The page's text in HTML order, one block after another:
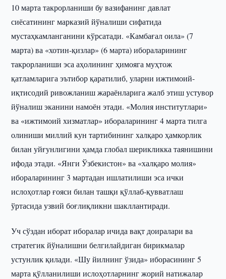
10 марта такрорланиши бу вазифанинг давлат
сиёсатининг марказий йўналиши сифатида
мустаҳкамланганини кўрсатади. «Камбағал оила» (7
марта) ва «хотин-қизлар» (6 марта) ибораларининг
такрорланиши эса аҳолининг ҳимояга муҳтож
қатламларига эътибор қаратилиб, уларни ижтимоий-
иқтисодий ривожланиш жараёнларига жалб этиш устувор
йўналиш эканини намоён этади. «Молия институтлари»
ва «ижтимоий хизматлар» ибораларининг 4 марта тилга
олиниши миллий кун тартибининг халқаро ҳамкорлик
билан уйғунлигини ҳамда глобал шерикликка таянишини
ифода этади. «Янги Ўзбекистон» ва «халқаро молия»
ибораларининг 3 мартадан ишлатилиши эса ички
ислоҳотлар ғояси билан ташқи қўллаб-қувватлаш
ўртасида узвий боғлиқликни шакллантиради.
Уч сўздан иборат иборалар ичида вақт доиралари ва
стратегик йўналишни белгилайдиган бирикмалар
устунлик қилади. «Шу йилнинг ўзида» иборасининг 5
марта қўлланилиши ислоҳотларнинг жорий натижалар